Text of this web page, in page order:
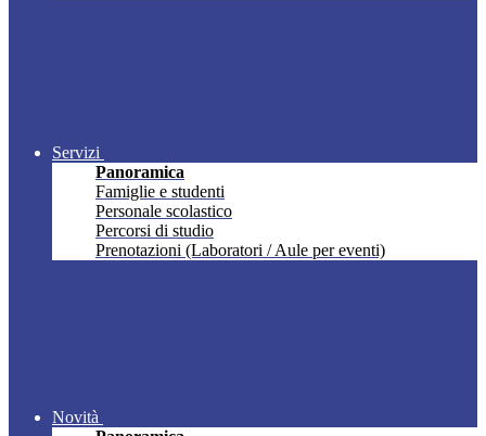
Servizi
Panoramica
Famiglie e studenti
Personale scolastico
Percorsi di studio
Prenotazioni (Laboratori / Aule per eventi)
Novità